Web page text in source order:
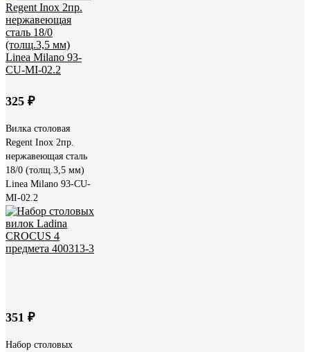
325 ₽
Вилка столовая
Regent Inox 2пр.
нержавеющая сталь
18/0 (толщ.3,5 мм)
Linea Milano 93-CU-
MI-02.2
351 ₽
Набор столовых